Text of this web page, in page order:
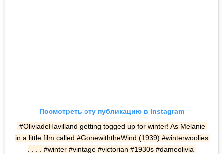
Посмотреть эту публикацию в Instagram
#OliviadeHavilland getting togged up for winter! As Melanie
in a little film called #GonewiththeWind (1939) #winterwoolies
. . . . #winter #vintage #victorian #1930s #dameolivia